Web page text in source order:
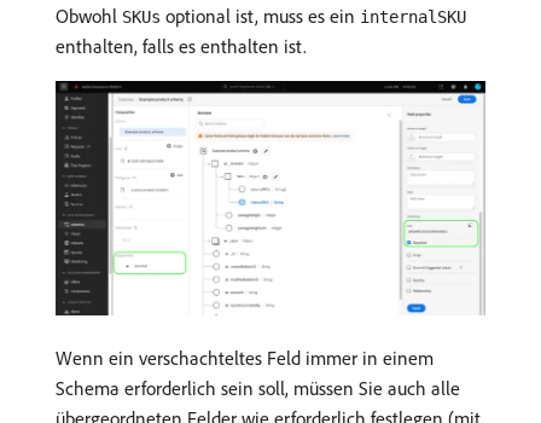
Obwohl SKUs optional ist, muss es ein internalSKU
enthalten, falls es enthalten ist.
Wenn ein verschachteltes Feld immer in einem
Schema erforderlich sein soll, müssen Sie auch alle
übergeordneten Felder wie erforderlich festlegen (mit